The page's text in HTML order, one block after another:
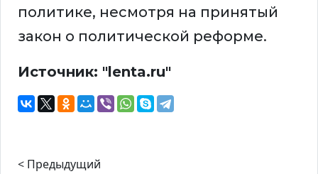
политике, несмотря на принятый
закон о политической реформе.
Источник: "lenta.ru"
< Предыдущий